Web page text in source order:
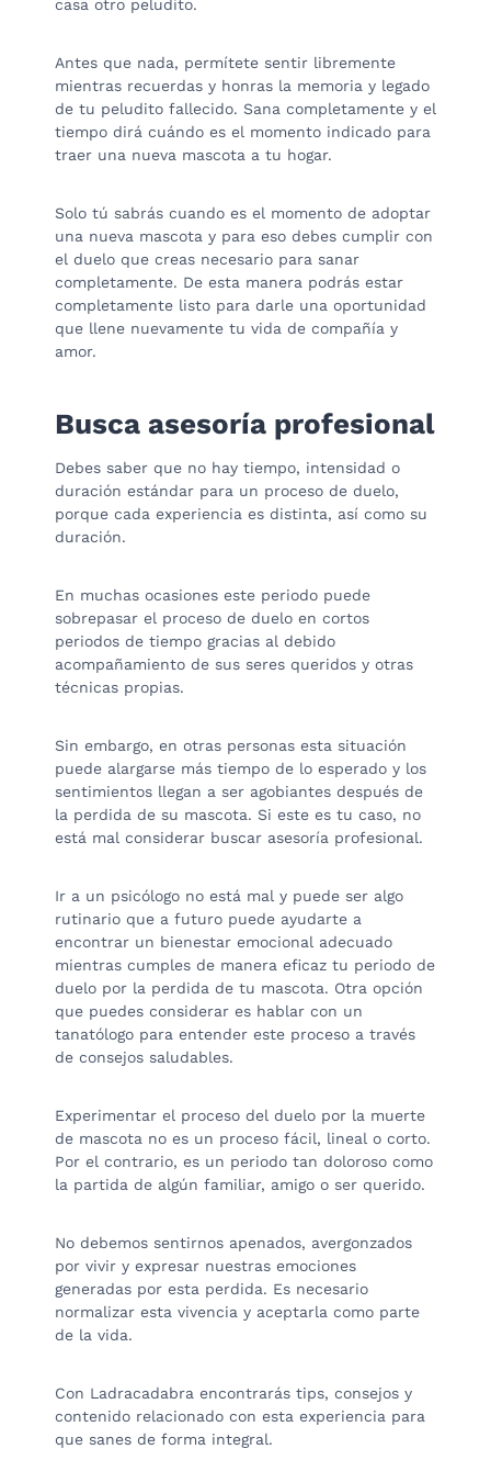
casa otro peludito.
Antes que nada, permítete sentir libremente
mientras recuerdas y honras la memoria y legado
de tu peludito fallecido. Sana completamente y el
tiempo dirá cuándo es el momento indicado para
traer una nueva mascota a tu hogar.
Solo tú sabrás cuando es el momento de adoptar
una nueva mascota y para eso debes cumplir con
el duelo que creas necesario para sanar
completamente. De esta manera podrás estar
completamente listo para darle una oportunidad
que llene nuevamente tu vida de compañía y
amor.
Busca asesoría profesional
Debes saber que no hay tiempo, intensidad o
duración estándar para un proceso de duelo,
porque cada experiencia es distinta, así como su
duración.
En muchas ocasiones este periodo puede
sobrepasar el proceso de duelo en cortos
periodos de tiempo gracias al debido
acompañamiento de sus seres queridos y otras
técnicas propias.
Sin embargo, en otras personas esta situación
puede alargarse más tiempo de lo esperado y los
sentimientos llegan a ser agobiantes después de
la perdida de su mascota. Si este es tu caso, no
está mal considerar buscar asesoría profesional.
Ir a un psicólogo no está mal y puede ser algo
rutinario que a futuro puede ayudarte a
encontrar un bienestar emocional adecuado
mientras cumples de manera eficaz tu periodo de
duelo por la perdida de tu mascota. Otra opción
que puedes considerar es hablar con un
tanatólogo para entender este proceso a través
de consejos saludables.
Experimentar el proceso del duelo por la muerte
de mascota no es un proceso fácil, lineal o corto.
Por el contrario, es un periodo tan doloroso como
la partida de algún familiar, amigo o ser querido.
No debemos sentirnos apenados, avergonzados
por vivir y expresar nuestras emociones
generadas por esta perdida. Es necesario
normalizar esta vivencia y aceptarla como parte
de la vida.
Con Ladracadabra encontrarás tips, consejos y
contenido relacionado con esta experiencia para
que sanes de forma integral.